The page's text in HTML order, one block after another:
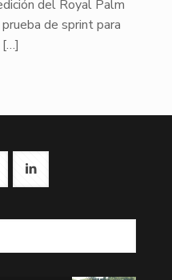
del Royal Palm
de sprint para
[…]